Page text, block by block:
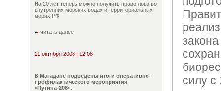
На 20 лет теперь можно получить право лова во
внутренних морских водах и территориальных
морях РФ
читать далее
21 октября 2008 | 12:08
В Магадане подведены итоги оперативно-
профилактического мероприятия
«Путина-208»
силу с